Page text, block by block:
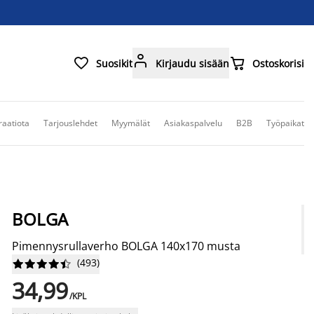
 Suosikit Kirjaudu sisään Ostoskorisi
Tarjouslehdet Myymälät Asiakaspalvelu B2B Työpaikat
BOLGA
Pimennysrullaverho BOLGA 140x170 musta





 (493)
34,99/KPL